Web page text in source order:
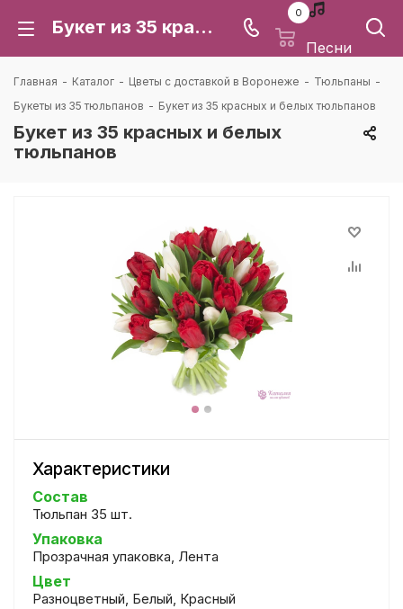
Букет из 35 красных и белых тюльпанов: цена и доставка в Воронеже | Каталея
0
Песни
Главная - Каталог - Цветы с доставкой в Воронеже - Тюльпаны -
Букеты из 35 тюльпанов - Букет из 35 красных и белых тюльпанов
Букет из 35 красных и белых
тюльпанов
Характеристики
Состав
Тюльпан 35 шт.
Упаковка
Прозрачная упаковка, Лента
Цвет
Разноцветный, Белый, Красный